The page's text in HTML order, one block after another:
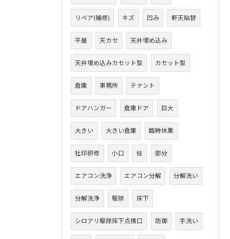
リペア(補修) キズ 凹み 軒天貼替
平屋 天カセ 天井埋め込み
天井埋め込みカセット型 カセット型
倉庫 事務所 テナント
ドアハンガー 倉庫ドア 巨大
大きい 大きい倉庫 臨時休業
社印研修 小口 柱 部分
エアコン洗浄 エアコン分解 分解洗い
分解洗浄 駆除 床下
シロアリ駆除床下点検口 防御 手洗い